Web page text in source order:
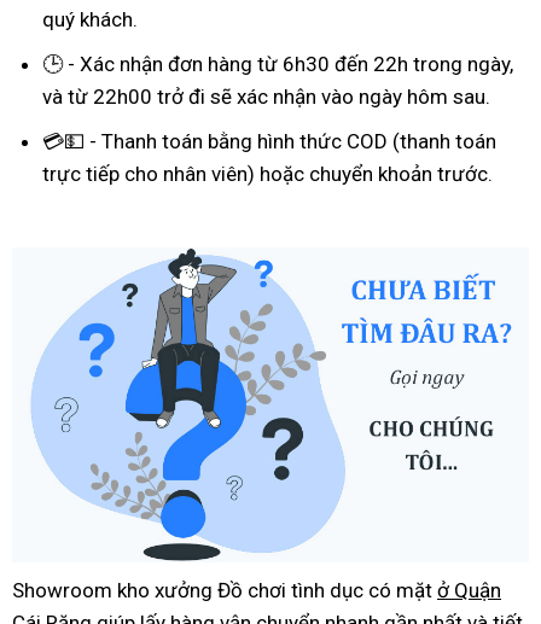
quý khách.
🕒 - Xác nhận đơn hàng từ 6h30 đến 22h trong ngày,
và từ 22h00 trở đi sẽ xác nhận vào ngày hôm sau.
💳💵 - Thanh toán bằng hình thức COD (thanh toán
trực tiếp cho nhân viên) hoặc chuyển khoản trước.
Showroom kho xưởng Đồ chơi tình dục có mặt ở Quận